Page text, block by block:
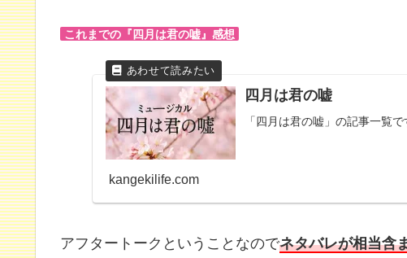
これまでの『四月は君の嘘』感想
四月は君の嘘
「四月は君の嘘」の記事一覧で
kangekilife.com
アフタートークということなのでネタバレが相当含